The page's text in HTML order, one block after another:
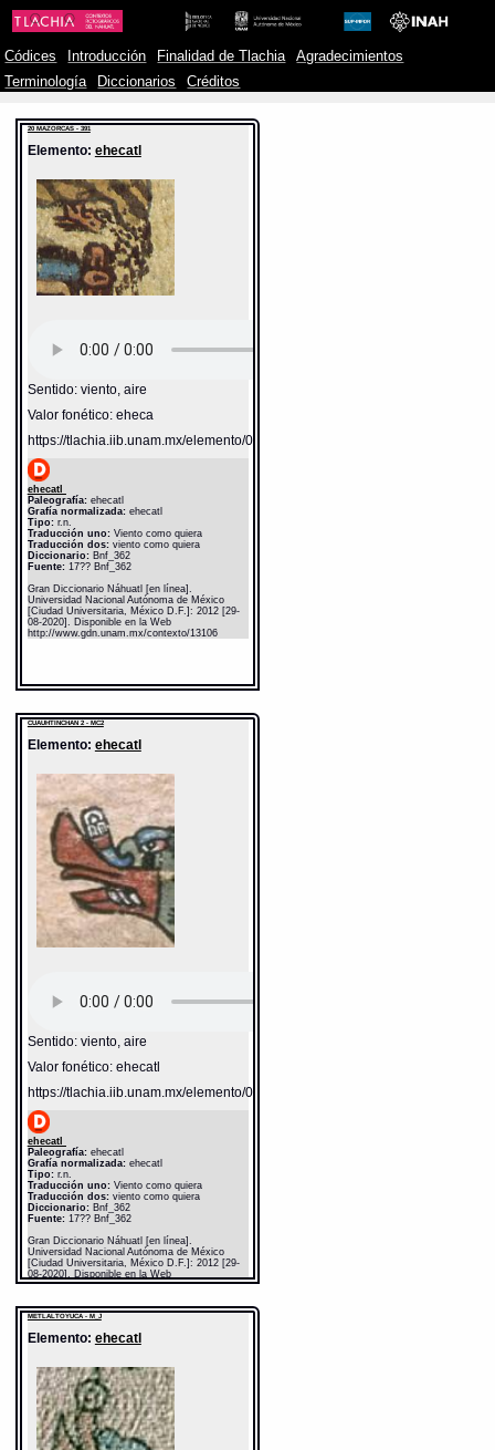
Códices Introducción Finalidad de Tlachia
Agradecimientos
Terminología
Diccionarios Créditos
20 MAZORCAS - 391
Elemento: ehecatl
Sentido: viento, aire
Valor fonético: eheca
https://tlachia.iib.unam.mx/elemento/04.02.05
ehecatl
Paleografía:ehecatl
Grafía normalizada:ehecatl
Tipo:r.n.
Traducción uno:Viento como quiera
Traducción dos:viento como quiera
Diccionario: Bnf_362
Fuente:17?? Bnf_362
Gran Diccionario Náhuatl [en línea].
Universidad Nacional Autónoma de México
[Ciudad Universitaria, México D.F.]: 2012 [29-
08-2020]. Disponible en la Web
http://www.gdn.unam.mx/contexto/13106
CUAUHTINCHAN 2 - MC2
Elemento: ehecatl
Sentido: viento, aire
Valor fonético: ehecatl
https://tlachia.iib.unam.mx/elemento/04.02.05
ehecatl
Paleografía:ehecatl
Grafía normalizada:ehecatl
Tipo:r.n.
Traducción uno:Viento como quiera
Traducción dos:viento como quiera
Diccionario: Bnf_362
Fuente:17?? Bnf_362
Gran Diccionario Náhuatl [en línea].
Universidad Nacional Autónoma de México
[Ciudad Universitaria, México D.F.]: 2012 [29-
08-2020]. Disponible en la Web
http://www.gdn.unam.mx/contexto/13106
METLALTOYUCA - M_J
Elemento: ehecatl